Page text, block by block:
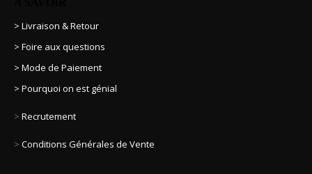
> Livraison & Retour
> Foire aux questions
> Mode de Paiement
> Pourquoi on est génial
> Recrutement
> Conditions Générales de Vente